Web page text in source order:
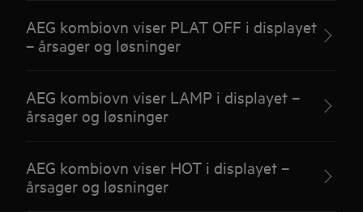
AEG kombiovn viser PLAT OFF i displayet
– årsager og løsninger
AEG kombiovn viser LAMP i displayet –
årsager og løsninger
AEG kombiovn viser HOT i displayet –
årsager og løsninger